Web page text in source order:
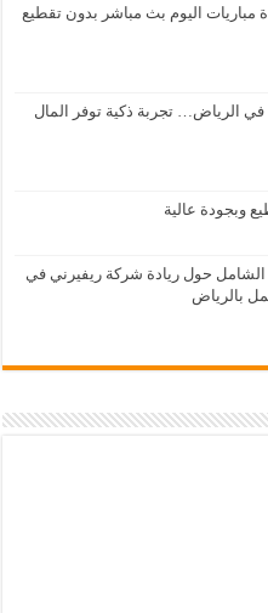
اليوم بث مباشر بدون تقطيع
الرياض… تجربة ذكية توفر المال
وبجودة عالية
الشامل حول ريادة شركة ريفيرني في
بالرياض